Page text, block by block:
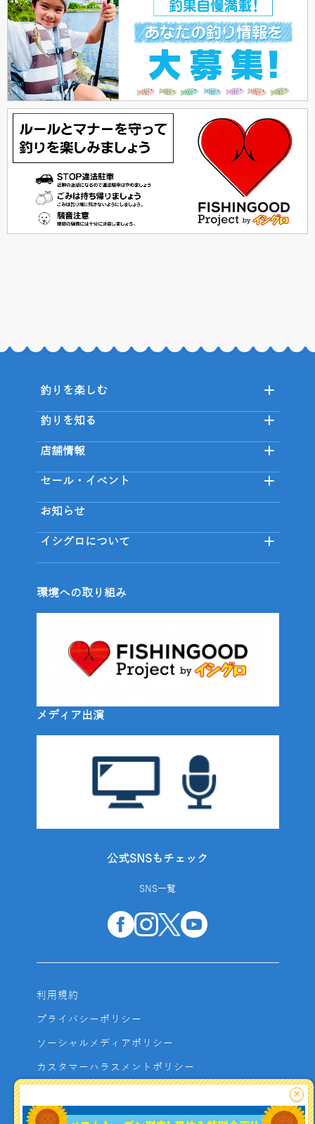
釣りを楽しむ
釣りを知る
店舗情報
セール・イベント
お知らせ
イシグロについて
環境への取り組み
メディア出演
公式SNSもチェック
SNS一覧
利用規約
プライバシーポリシー
ソーシャルメディアポリシー
カスタマーハラスメントポリシー
よくあるご質問
×